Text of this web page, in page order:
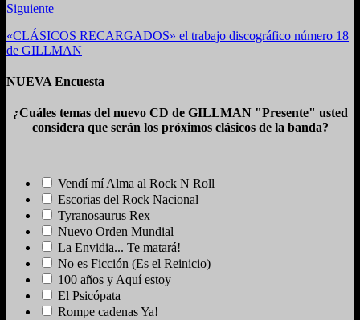
Siguiente
«CLÁSICOS RECARGADOS» el trabajo discográfico número 18
de GILLMAN
NUEVA Encuesta
¿Cuáles temas del nuevo CD de GILLMAN "Presente" usted
considera que serán los próximos clásicos de la banda?
Vendí mí Alma al Rock N Roll
Escorias del Rock Nacional
Tyranosaurus Rex
Nuevo Orden Mundial
La Envidia... Te matará!
No es Ficción (Es el Reinicio)
100 años y Aquí estoy
El Psicópata
Rompe cadenas Ya!